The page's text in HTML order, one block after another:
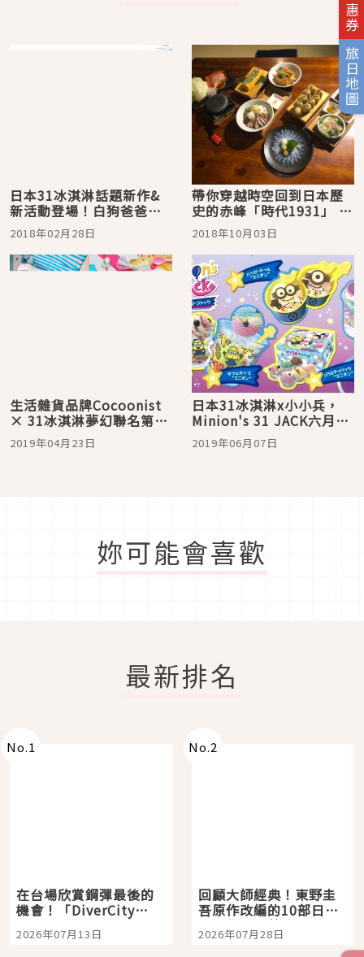
旅日地圖
日本31冰淇淋話題新作&
新活動登場！白狗爸爸、
粉紅日與小小兵
2018年02月28日
帶你穿越時空回到日本歷
史的赤峰「時代1931」 絕
不能錯過懷舊料理屋！
2018年10月03日
生活雜貨品牌Cocoonist
× 31冰淇淋夢幻聯名第三
彈，為即將到來的夏天作
好準備！
2019年04月23日
日本31冰淇淋x小小兵，
Minion's 31 JACK六月限
定登場！
2019年06月07日
妳可能會喜歡
最新排名
No.1
在台場欣賞鋼彈最後的
機會！「DiverCity
Tokyo Plaza」搭船、
購物、美食及夜景，一
2026年07月13日
No.2
回顧大師經典！東野圭
吾原作改編的10部日本
影視作品推薦
2026年07月28日